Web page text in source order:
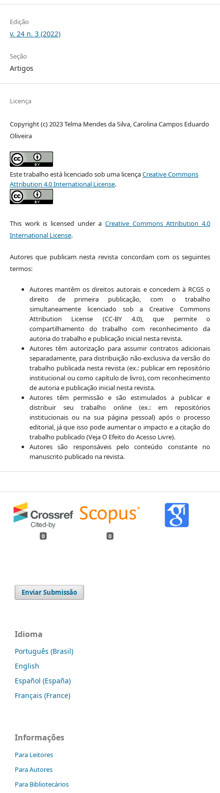
Edição
v. 24 n. 3 (2022)
Seção
Artigos
Licença
Copyright (c) 2023 Telma Mendes da Silva, Carolina Campos Eduardo
Oliveira
Este trabalho está licenciado sob uma licençaCreative Commons
Attribution 4.0 International License.
This work is licensed under aCreative Commons Attribution 4.0
International License.
Autores que publicam nesta revista concordam com os seguintes
termos:
Autores mantêm os direitos autorais e concedem à RCGS o
direito de primeira publicação, com o trabalho
simultaneamente licenciado sob a Creative Commons
Attribution License (CC-BY 4.0), que permite o
compartilhamento do trabalho com reconhecimento da
autoria do trabalho e publicação inicial nesta revista.
Autores têm autorização para assumir contratos adicionais
separadamente, para distribuição não-exclusiva da versão do
trabalho publicada nesta revista (ex.: publicar em repositório
institucional ou como capítulo de livro), com reconhecimento
de autoria e publicação inicial nesta revista.
Autores têm permissão e são estimulados a publicar e
distribuir seu trabalho online (ex.: em repositórios
institucionais ou na sua página pessoal) após o processo
editorial, já que isso pode aumentar o impacto e a citação do
trabalho publicado (Veja O Efeito do Acesso Livre).
Autores são responsáveis pelo conteúdo constante no
manuscrito publicado na revista.
0 0
Enviar Submissão
Idioma
Português (Brasil)
English
Español (España)
Français (France)
Informações
Para Leitores
Para Autores
Para Bibliotecários